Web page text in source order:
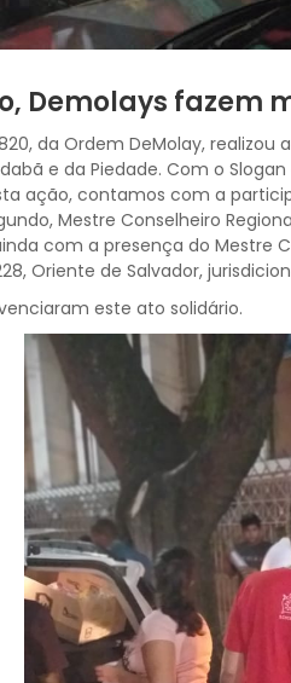
Demolays fazem
da Ordem DeMolay,
e da Piedade. Com o
ação, contamos com a
Mestre Conselheiro
com a presença do Mestre
Oriente de Salvador,
este ato solidário.